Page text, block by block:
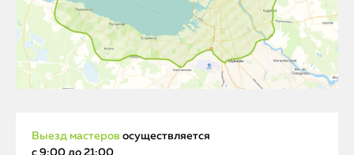
Выезд мастеров осуществляется
с 9:00 до 21:00